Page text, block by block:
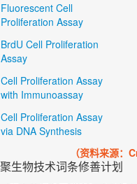
Fluorescent Cell
Proliferation Assay
BrdU Cell Proliferation
Assay
Cell Proliferation Assay
with Immunoassay
Cell Proliferation Assay
via DNA Synthesis
（资料来源
聚生物技术词条修善计划